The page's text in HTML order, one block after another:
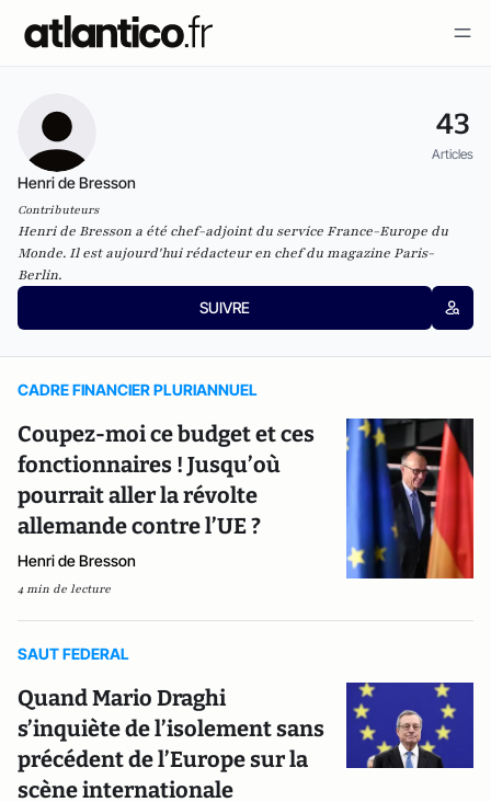
43
Articles
Henri de Bresson
Contributeurs
Henri de Bresson a été chef-adjoint du service France-Europe du
Monde. Il est aujourd'hui rédacteur en chef dumagazine Paris-
Berlin.
SUIVRE
CADRE FINANCIER PLURIANNUEL
Coupez-moi ce budget et ces
fonctionnaires ! Jusqu’où
pourrait aller la révolte
allemande contre l’UE ?
Henri de Bresson
4 min de lecture
SAUT FEDERAL
Quand Mario Draghi
s’inquiète de l’isolement sans
précédent de l’Europe sur la
scène internationale